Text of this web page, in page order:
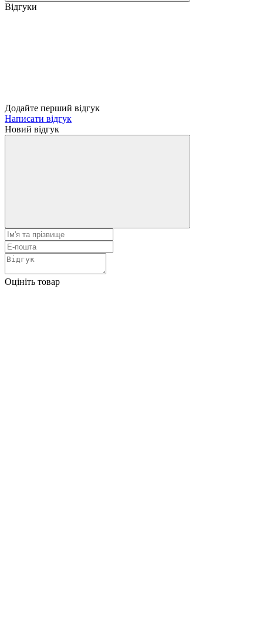
Відгуки
Додайте перший відгук
Написати відгук
Новий відгук
Оцініть товар